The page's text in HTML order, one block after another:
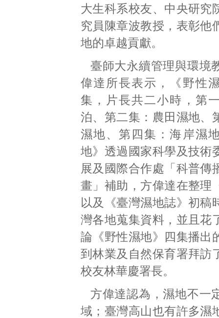
大生科系校友、中央研究
究員陳章波教授，表彰他
地的卓越貢獻。
臺師大永續管理與環境
偉達所長表示，《野性
集，片長共二小時，第
泊、第二集：農田濕地、
濕地、第四集：海岸濕
地》透過國家科學及技術
展及國際合作處「科普傳
畫」補助，方偉達在整理
以及《臺灣濕地誌》初稿
灣各地蒐集資料，並且花
論《野性濕地》四集播出
到林業及自然保育署拜訪
校友林華慶署長。
方偉達認為，濕地不一
域；臺灣高山也有許多濕